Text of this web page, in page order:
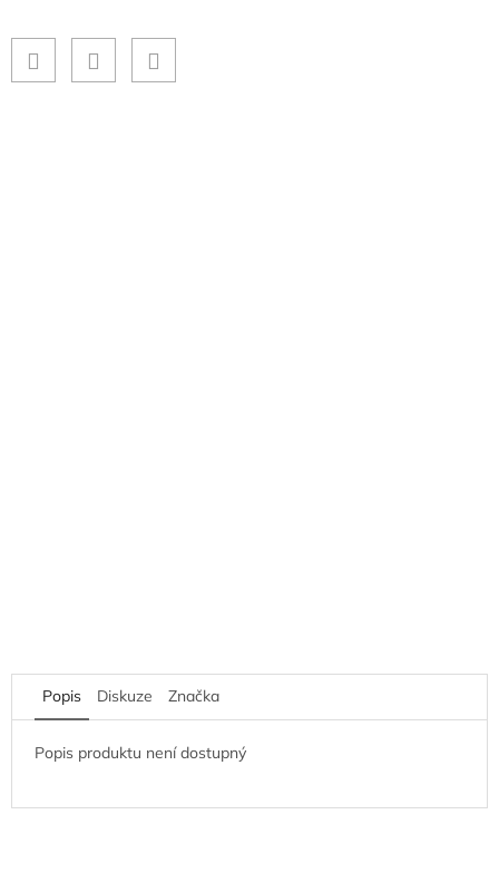
Popis Diskuze Značka
Popis produktu není dostupný